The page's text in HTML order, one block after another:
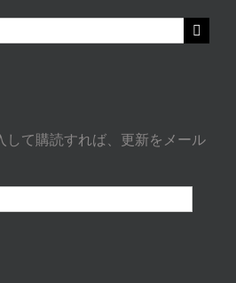
して購読すれば、更新をメール